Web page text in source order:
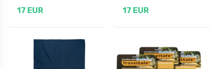
17 EUR 17 EUR